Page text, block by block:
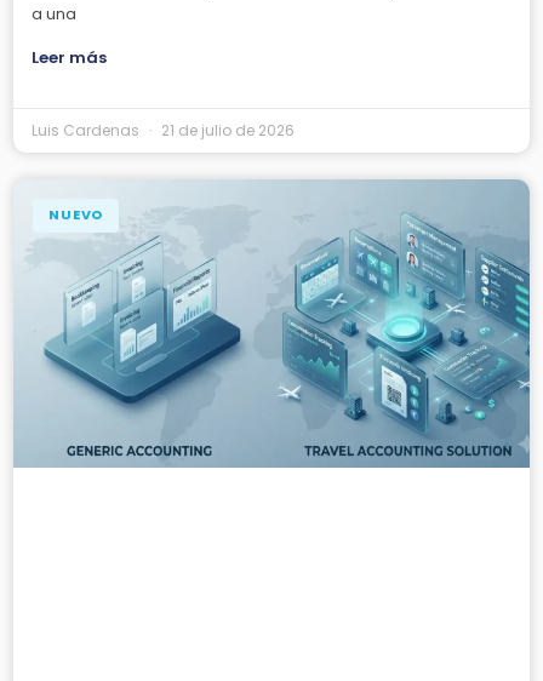
a una
Leer más
Luis Cardenas 21 de julio de 2026
NUEVO